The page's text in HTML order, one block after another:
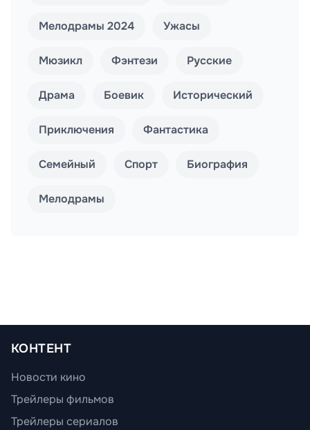
Мелодрамы 2024 Ужасы
Мюзикл Фэнтези Русские
Драма Боевик Исторический
Приключения Фантастика
Семейный Спорт Биография
Мелодрамы
КОНТЕНТ
Новости кино
Трейлеры фильмов
Трейлеры сериалов